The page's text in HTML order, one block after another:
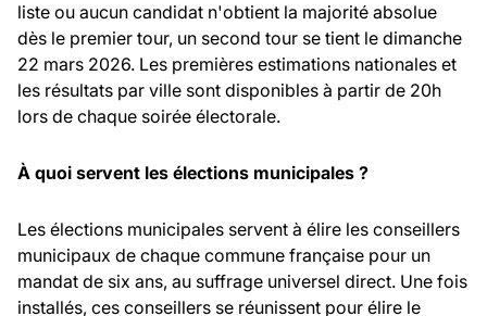
liste ou aucun candidat n'obtient la majorité absolue
dès le premier tour, un second tour se tient le dimanche
22 mars 2026. Les premières estimations nationales et
les résultats par ville sont disponibles à partir de 20h
lors de chaque soirée électorale.
À quoi servent les élections municipales ?
Les élections municipales servent à élire les conseillers
municipaux de chaque commune française pour un
mandat de six ans, au suffrage universel direct. Une fois
installés, ces conseillers se réunissent pour élire le